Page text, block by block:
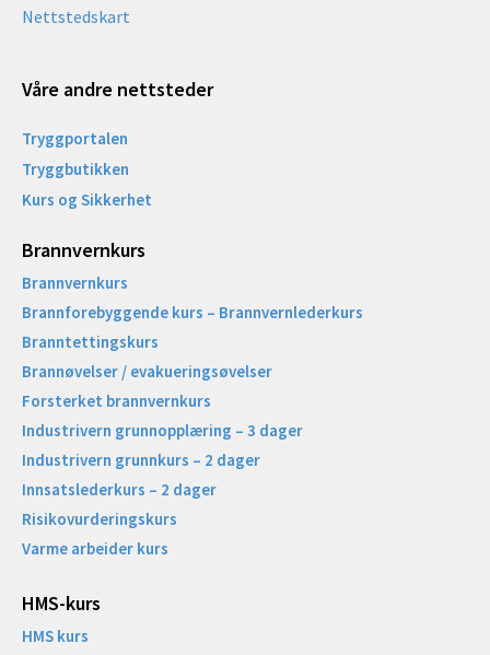
Nettstedskart
Våre andre nettsteder
Tryggportalen
Tryggbutikken
Kurs og Sikkerhet
Brannvernkurs
Brannvernkurs
Brannforebyggende kurs – Brannvernlederkurs
Branntettingskurs
Brannøvelser / evakueringsøvelser
Forsterket brannvernkurs
Industrivern grunnopplæring – 3 dager
Industrivern grunnkurs – 2 dager
Innsatslederkurs – 2 dager
Risikovurderingskurs
Varme arbeider kurs
HMS-kurs
HMS kurs